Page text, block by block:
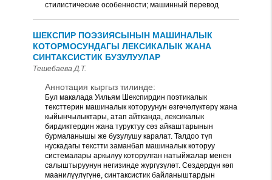
стилистические особенности; машинный перевод
ШЕКСПИР ПОЭЗИЯСЫНЫН МАШИНАЛЫК
КОТОРМОСУНДАГЫ ЛЕКСИКАЛЫК ЖАНА
СИНТАКСИСТИК БУЗУЛУУЛАР
Тешебаева Д.Т.
Аннотация кыргыз тилинде:
Бул макалада Уильям Шекспирдин поэтикалык
тексттерин машиналык которуунун өзгөчөлүктөрү жана
кыйынчылыктары, атап айтканда, лексикалык
бирдиктердин жана туруктуу сөз айкаштарынын
бурмаланышы же бузулушу каралат. Талдоо түп
нускадагы текстти заманбап машиналык которуу
системалары аркылуу которулган натыйжалар менен
салыштыруунун негизинде жүргүзүлөт. Сөздөрдүн көп
маанилүүлүгүнө, синтаксистик байланыштардын